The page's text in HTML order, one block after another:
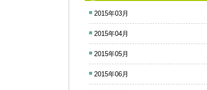
2015年03月
2015年04月
2015年05月
2015年06月